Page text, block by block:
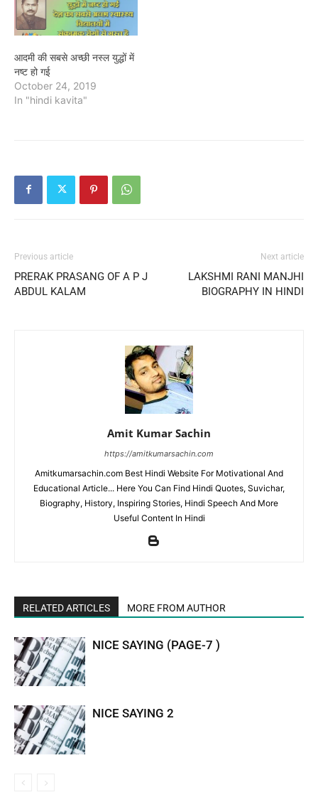
आदमी की सबसे अच्छी नस्ल युद्धों में
नष्ट हो गई
October 24, 2019
In "hindi kavita"
Previous article
PRERAK PRASANG OF A P J
ABDUL KALAM
Next article
LAKSHMI RANI MANJHI
BIOGRAPHY IN HINDI
Amit Kumar Sachin
https://amitkumarsachin.com
Amitkumarsachin.com Best Hindi Website For Motivational And
Educational Article... Here You Can Find Hindi Quotes, Suvichar,
Biography, History, Inspiring Stories, Hindi Speech And More
Useful Content In Hindi
RELATED ARTICLES MORE FROM AUTHOR
NICE SAYING (PAGE-7 )
NICE SAYING 2